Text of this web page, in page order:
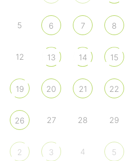
5 6 7 8
12 13 14 15
19 20 21 22
26 27 28 29
2 3 4 5